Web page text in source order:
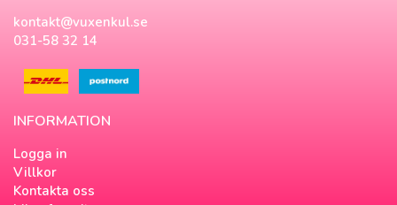
kontakt@vuxenkul.se
031-58 32 14
INFORMATION
Logga in
Villkor
Kontakta oss